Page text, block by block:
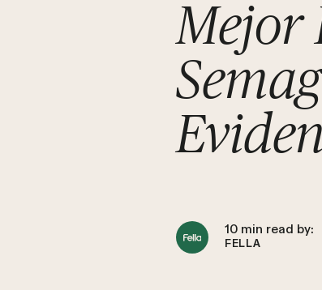
Mejor
10min read by:
FELLA